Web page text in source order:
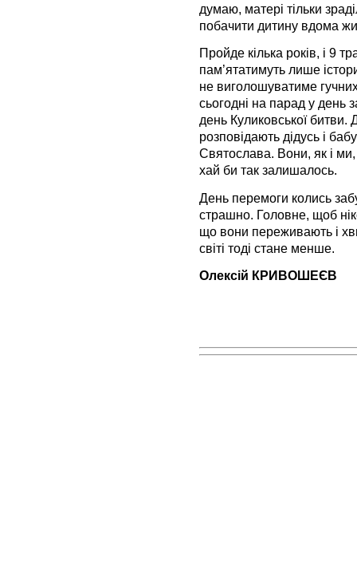
думаю, матері тільки
побачити дитину вдома
Пройде кілька років, і 9
пам’ятатимуть лише
не виголошуватиме
сьогодні на парад у день
день Куликовської битви.
розповідають дідусь і
Святослава. Вони, як і
хай би так залишалось.
День перемоги колись
страшно. Головне, щоб
що вони переживають і
світі тоді стане менше.
Олексій КРИВОШЕЄВ